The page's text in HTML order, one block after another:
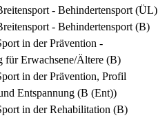
- Behindertensport (ÜL)
- Behindertensport (B)
in der Prävention -
für Erwachsene/Ältere (B)
in der Prävention, Profil
Entspannung (B (Ent))
in der Rehabilitation (B)